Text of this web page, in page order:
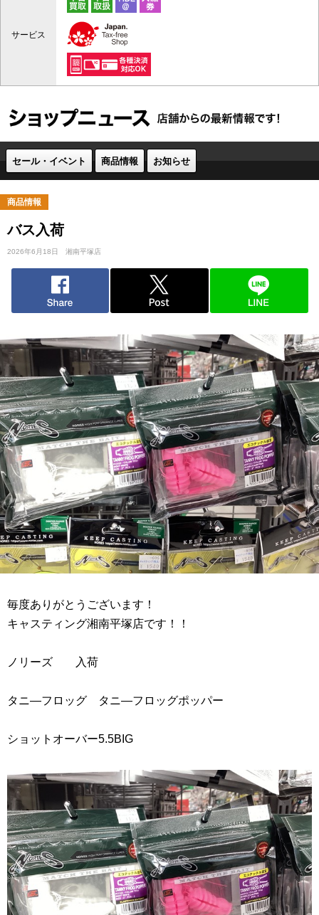
サービス
セール・イベント 商品情報 お知らせ
商品情報
バス入荷
2026年6月18日 湘南平塚店
毎度ありがとうございます！
キャスティング湘南平塚店です！！
ノリーズ 入荷
タニ―フロッグ タニ―フロッグポッパー
ショットオーバー5.5BIG